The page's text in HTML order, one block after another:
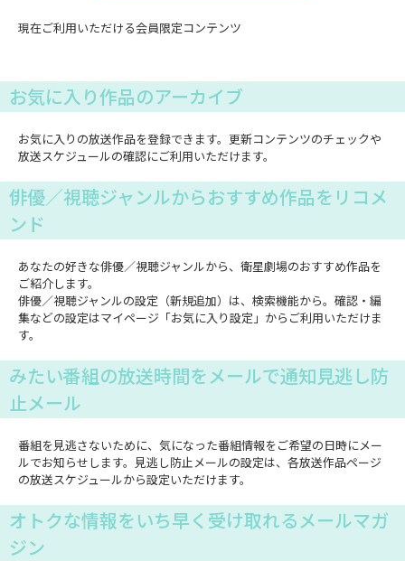
現在ご利用いただける会員限定コンテンツ
お気に入り作品のアーカイブ
お気に入りの放送作品を登録できます。更新コンテンツのチェックや
放送スケジュールの確認にご利用いただけます。
俳優／視聴ジャンルからおすすめ作品をリコメ
ンド
あなたの好きな俳優／視聴ジャンルから、衛星劇場のおすすめ作品を
ご紹介します。
俳優／視聴ジャンルの設定（新規追加）は、検索機能から。確認・編
集などの設定はマイページ「お気に入り設定」からご利用いただけま
す。
みたい番組の放送時間をメールで通知見逃し防
止メール
番組を見逃さないために、気になった番組情報をご希望の日時にメー
ルでお知らせします。見逃し防止メールの設定は、各放送作品ページ
の放送スケジュールから設定いただけます。
オトクな情報をいち早く受け取れるメールマガ
ジン